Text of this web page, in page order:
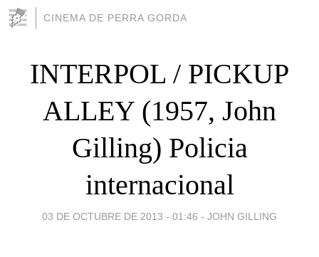
CINEMA DE PERRA GORDA
INTERPOL / PICKUP
ALLEY (1957, John
Gilling) Policia
internacional
03 DE OCTUBRE DE 2013 - 01:46 - JOHN GILLING